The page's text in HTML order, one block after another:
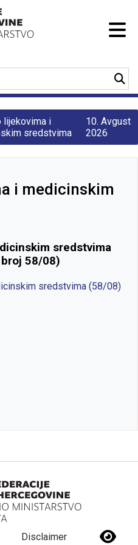
lijekovima i
sredstvima
10. Avgust
2026
i medicinskim
sredstvima
58/08)
sredstvima (58/08)
Disclaimer